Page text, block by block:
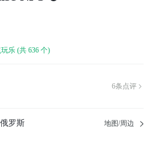
乐 (共 636 个)
6条点评 
罗斯 地图/周边